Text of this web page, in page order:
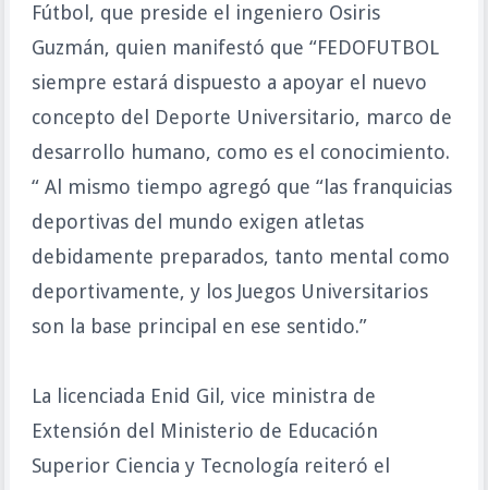
Fútbol, que preside el ingeniero Osiris
Guzmán, quien manifestó que “FEDOFUTBOL
siempre estará dispuesto a apoyar el nuevo
concepto del Deporte Universitario, marco de
desarrollo humano, como es el conocimiento.
“ Al mismo tiempo agregó que “las franquicias
deportivas del mundo exigen atletas
debidamente preparados, tanto mental como
deportivamente, y los Juegos Universitarios
son la base principal en ese sentido.”
La licenciada Enid Gil, vice ministra de
Extensión del Ministerio de Educación
Superior Ciencia y Tecnología reiteró el